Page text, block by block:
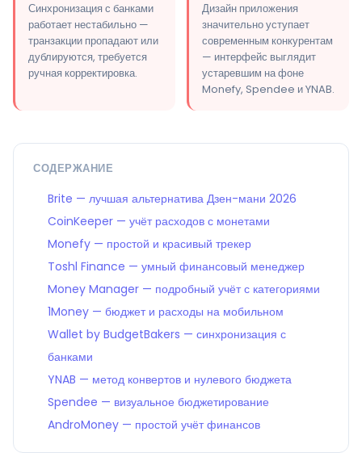
Синхронизация с банками
работает нестабильно —
транзакции пропадают или
дублируются, требуется
ручная корректировка.
Дизайн приложения
значительно уступает
современным конкурентам
— интерфейс выглядит
устаревшим на фоне
Monefy, Spendee и YNAB.
СОДЕРЖАНИЕ
Brite — лучшая альтернатива Дзен-мани 2026
CoinKeeper — учёт расходов с монетами
Monefy — простой и красивый трекер
Toshl Finance — умный финансовый менеджер
Money Manager — подробный учёт с категориями
1Money — бюджет и расходы на мобильном
Wallet by BudgetBakers — синхронизация с
банками
YNAB — метод конвертов и нулевого бюджета
Spendee — визуальное бюджетирование
AndroMoney — простой учёт финансов